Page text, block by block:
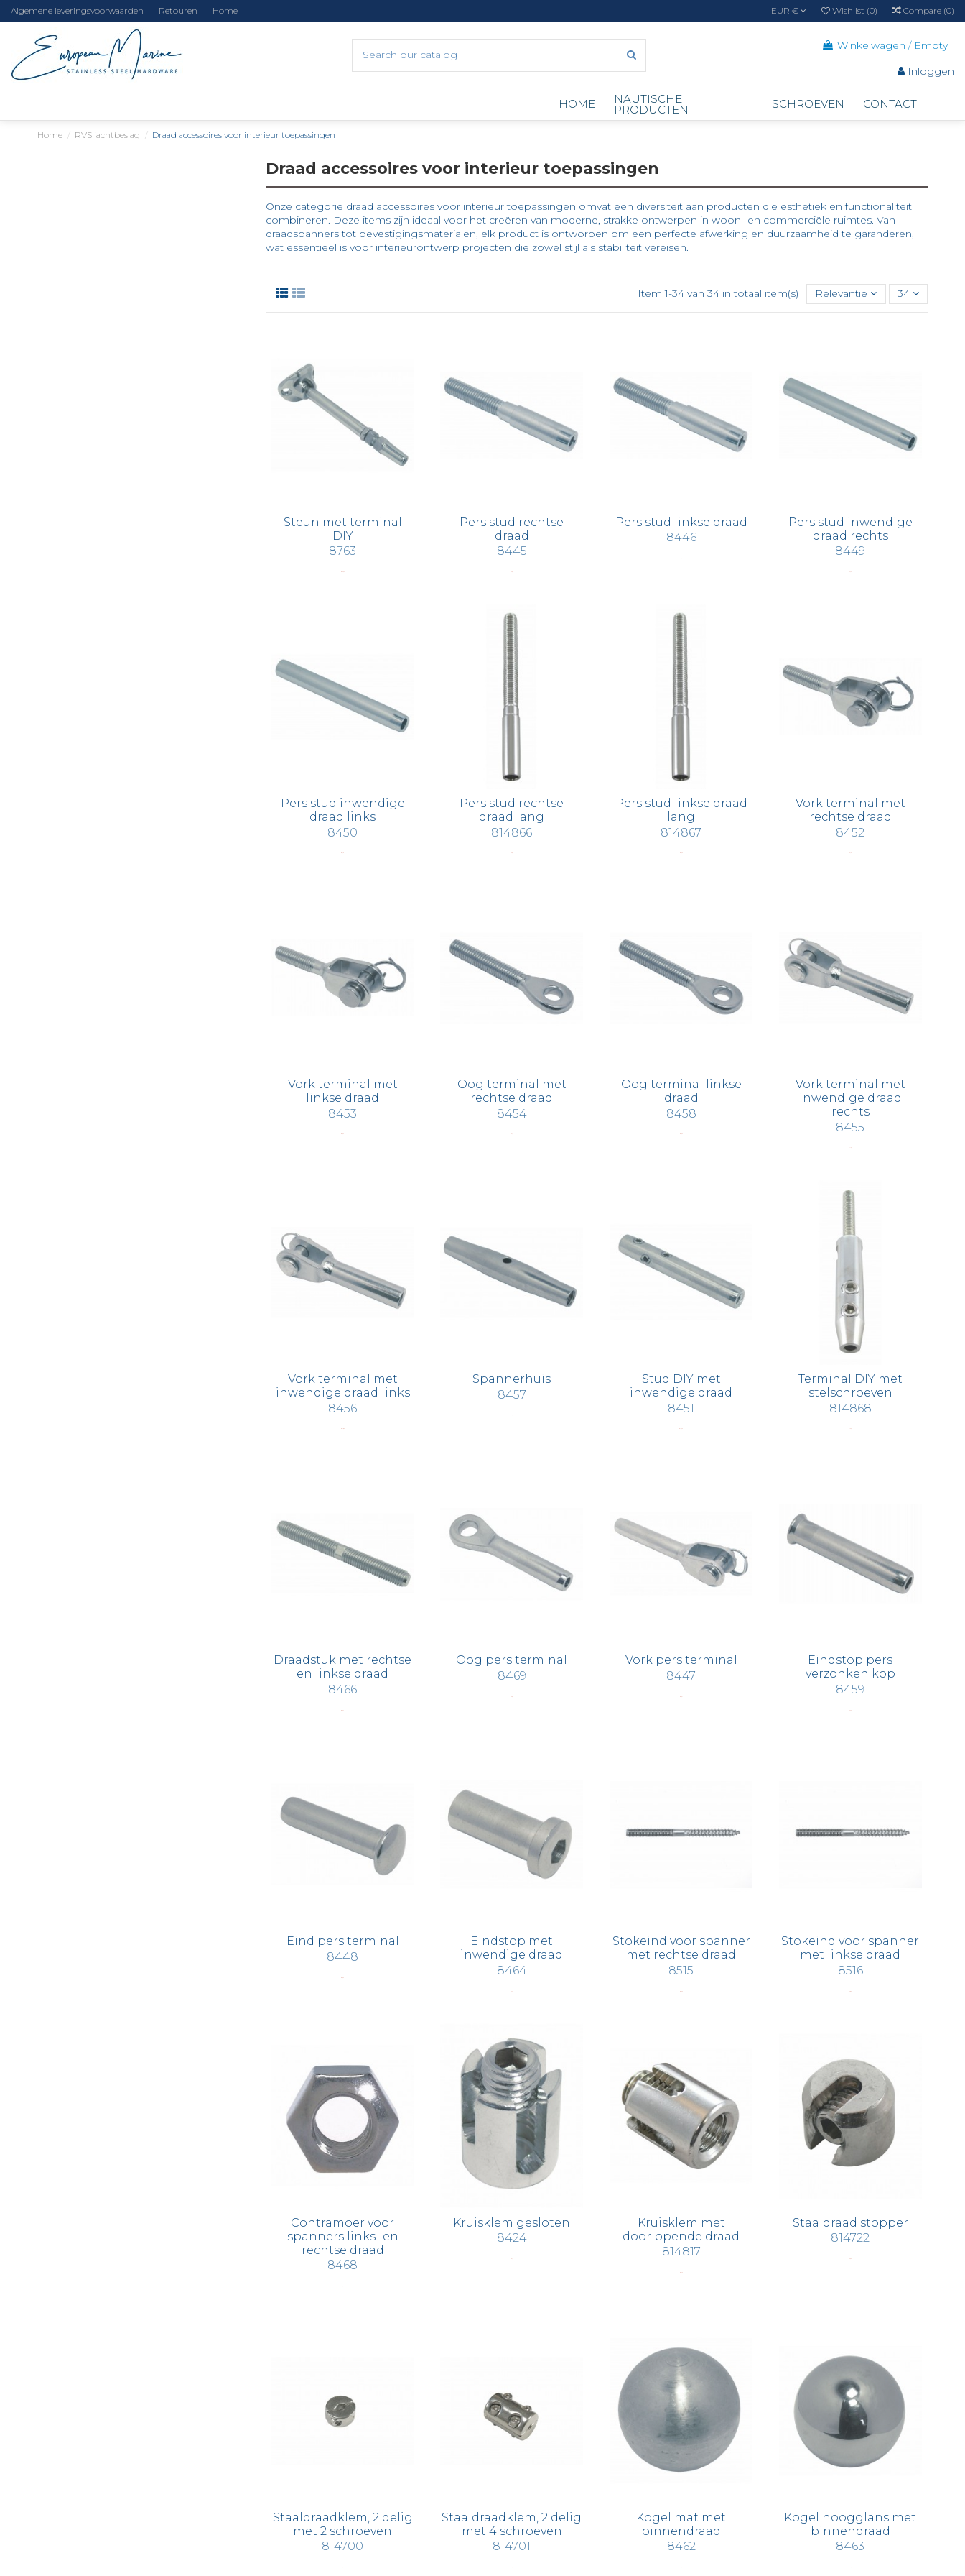
Algemene leveringsvoorwaarden Retouren Home EUR € Wishlist (0) Compare (0)
Winkelwagen / Empty
Inloggen
HOME NAUTISCHE
PRODUCTEN SCHROEVEN CONTACT
Home RVS jachtbeslag Draad accessoires voor interieur toepassingen
Draad accessoires voor interieur toepassingen
Onze categorie draad accessoires voor interieur toepassingen omvat een diversiteit aan producten die esthetiek en functionaliteit
combineren. Deze items zijn ideaal voor het creëren van moderne, strakke ontwerpen in woon- en commerciële ruimtes. Van
draadspanners tot bevestigingsmaterialen, elk product is ontworpen om een perfecte afwerking en duurzaamheid te garanderen,
wat essentieel is voor interieurontwerp projecten die zowel stijl als stabiliteit vereisen.
Item 1-34 van 34 in totaal item(s) Relevantie 34
Steun met terminal
DIY
8763
Pers stud rechtse
draad
8445
Pers stud linkse draad
8446
Pers stud inwendige
draad rechts
8449
Pers stud inwendige
draad links
8450
Pers stud rechtse
draad lang
814866
Pers stud linkse draad
lang
814867
Vork terminal met
rechtse draad
8452
Vork terminal met
linkse draad
8453
Oog terminal met
rechtse draad
8454
Oog terminal linkse
draad
8458
Vork terminal met
inwendige draad
rechts
8455
Vork terminal met
inwendige draad links
8456
Spannerhuis
8457
Stud DIY met
inwendige draad
8451
Terminal DIY met
stelschroeven
814868
Draadstuk met rechtse
en linkse draad
8466
Oog pers terminal
8469
Vork pers terminal
8447
Eindstop pers
verzonken kop
8459
Eind pers terminal
8448
Eindstop met
inwendige draad
8464
Stokeind voor spanner
met rechtse draad
8515
Stokeind voor spanner
met linkse draad
8516
Contramoer voor
spanners links- en
rechtse draad
8468
Kruisklem gesloten
8424
Kruisklem met
doorlopende draad
814817
Staaldraad stopper
814722
Staaldraadklem, 2 delig
met 2 schroeven
814700
Staaldraadklem, 2 delig
met 4 schroeven
814701
Kogel mat met
binnendraad
8462
Kogel hoogglans met
binnendraad
8463